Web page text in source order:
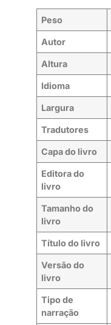
Peso
Autor
Altura
Idioma
Largura
Tradutores
Capa do livro
Editora do
livro
Tamanho do
livro
Título do livro
Versão do
livro
Tipo de
narração